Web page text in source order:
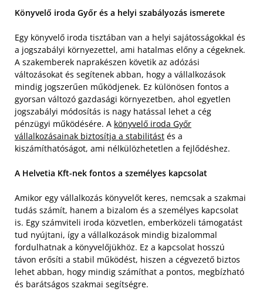
Könyvelő iroda Győr és a helyi szabályozás ismerete
Egy könyvelő iroda tisztában van a helyi sajátosságokkal és
a jogszabályi környezettel, ami hatalmas előny a cégeknek.
A szakemberek naprakészen követik az adózási
változásokat és segítenek abban, hogy a vállalkozások
mindig jogszerűen működjenek. Ez különösen fontos a
gyorsan változó gazdasági környezetben, ahol egyetlen
jogszabályi módosítás is nagy hatással lehet a cég
pénzügyi működésére. A könyvelő iroda Győr
vállalkozásainak biztosítja a stabilitást és a
kiszámíthatóságot, ami nélkülözhetetlen a fejlődéshez.
A Helvetia Kft-nek fontos a személyes kapcsolat
Amikor egy vállalkozás könyvelőt keres, nemcsak a szakmai
tudás számít, hanem a bizalom és a személyes kapcsolat
is. Egy számviteli iroda közvetlen, emberközeli támogatást
tud nyújtani, így a vállalkozások mindig bizalommal
fordulhatnak a könyvelőjükhöz. Ez a kapcsolat hosszú
távon erősíti a stabil működést, hiszen a cégvezető biztos
lehet abban, hogy mindig számíthat a pontos, megbízható
és barátságos szakmai segítségre.